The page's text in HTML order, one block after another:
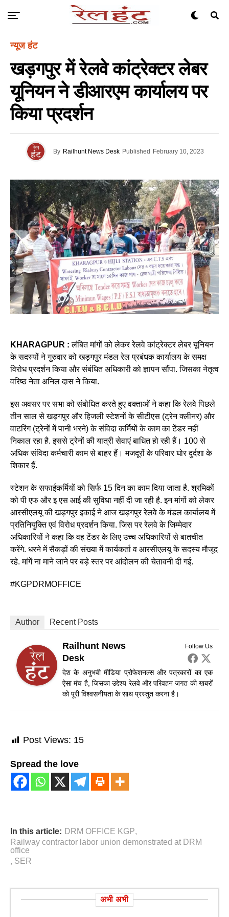
न्यूज हंट
खड़गपुर में रेलवे कांट्रेक्टर लेबर
यूनियन ने डीआरएम कार्यालय पर
किया प्रदर्शन
By Railhunt News Desk Published February 10, 2023
KHARAGPUR : लंबित मांगों को लेकर रेलवे कांट्रेक्टर लेबर यूनियन
के सदस्यों ने गुरुवार को खड़गपुर मंडल रेल प्रबंधक कार्यालय के समक्ष
विरोध प्रदर्शन किया और संबंधित अधिकारी को ज्ञापन सौंपा. जिसका नेतृत्व
वरिष्ठ नेता अनिल दास ने किया.
इस अवसर पर सभा को संबोधित करते हुए वक्ताओं ने कहा कि रेलवे पिछले
तीन साल से खड़गपुर और हिजली स्टेशनों के सीटीएस (ट्रेन क्लीनर) और
वाटरिंग (ट्रेनों में पानी भरने) के संविदा कर्मियों के काम का टेंडर नहीं
निकाल रहा है. इससे ट्रेनों की यात्री सेवाएं बाधित हो रही हैं। 100 से
अधिक संविदा कर्मचारी काम से बाहर हैं। मजदूरों के परिवार घोर दुर्दशा के
शिकार हैं.
स्टेशन के सफाईकर्मियों को सिर्फ 15 दिन का काम दिया जाता है. श्रमिकों
को पी एफ और इ एस आई की सुविधा नहीं दी जा रही है. इन मांगों को लेकर
आरसीएलयू की खड़गपुर इकाई ने आज खड़गपुर रेलवे के मंडल कार्यालय में
प्रतिनियुक्ति एवं विरोध प्रदर्शन किया. जिस पर रेलवे के जिम्मेदार
अधिकारियों ने कहा कि वह टेंडर के लिए उच्च अधिकारियों से बातचीत
करेंगे. धरने में सैकड़ों की संख्या में कार्यकर्ता व आरसीएलयू के सदस्य मौजूद
रहे. मांगें ना माने जाने पर बड़े स्तर पर आंदोलन की चेतावनी दी गई.
#KGPDRMOFFICE
Author Recent Posts
Follow Us
Railhunt News
Desk
देश के अनुभवी मीडिया प्रोफेशनल्स और पत्रकारों का एक
ऐसा मंच है, जिसका उद्देश्य रेलवे और परिवहन जगत की खबरों
को पूरी विश्वसनीयता के साथ प्रस्तुत करना है।
Post Views: 15
Spread the love
In this article: DRM OFFICE KGP,
Railway contractor labor union demonstrated at DRM
office
, SER
अभी अभी